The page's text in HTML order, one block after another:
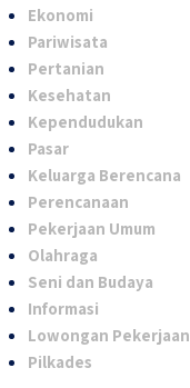
Ekonomi
Pariwisata
Pertanian
Kesehatan
Kependudukan
Pasar
Keluarga Berencana
Perencanaan
Pekerjaan Umum
Olahraga
Seni dan Budaya
Informasi
Lowongan Pekerjaan
Pilkades